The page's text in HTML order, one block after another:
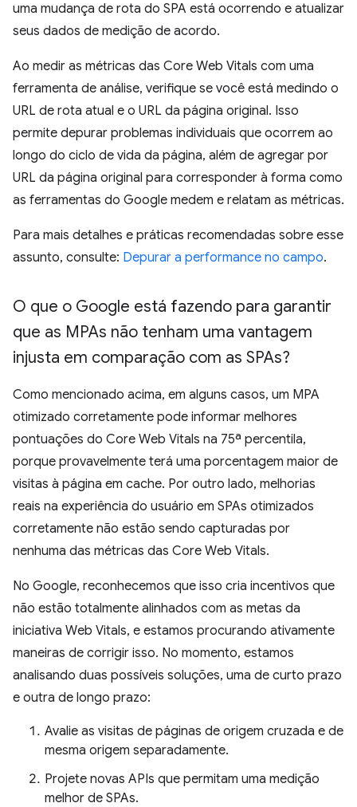
uma mudança de rota do SPA está ocorrendo e atualizar
seus dados de medição de acordo.
Ao medir as métricas das Core Web Vitals com uma
ferramenta de análise, verifique se você está medindo o
URL de rota atual e o URL da página original. Isso
permite depurar problemas individuais que ocorrem ao
longo do ciclo de vida da página, além de agregar por
URL da página original para corresponder à forma como
as ferramentas do Google medem e relatam as métricas.
Para mais detalhes e práticas recomendadas sobre esse
assunto, consulte: Depurar a performance no campo.
O que o Google está fazendo para garantir
que as MPAs não tenham uma vantagem
injusta em comparação com as SPAs?
Como mencionado acima, em alguns casos, um MPA
otimizado corretamente pode informar melhores
pontuações do Core Web Vitals na 75ª percentila,
porque provavelmente terá uma porcentagem maior de
visitas à página em cache. Por outro lado, melhorias
reais na experiência do usuário em SPAs otimizados
corretamente não estão sendo capturadas por
nenhuma das métricas das Core Web Vitals.
No Google, reconhecemos que isso cria incentivos que
não estão totalmente alinhados com as metas da
iniciativa Web Vitals, e estamos procurando ativamente
maneiras de corrigir isso. No momento, estamos
analisando duas possíveis soluções, uma de curto prazo
e outra de longo prazo:
Avalie as visitas de páginas de origem cruzada e de
mesma origem separadamente.
Projete novas APIs que permitam uma medição
melhor de SPAs.